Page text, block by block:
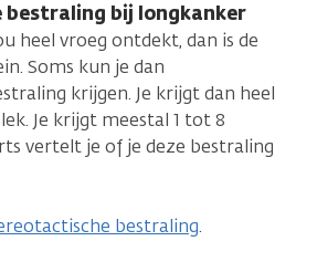
bij longkanker
heel vroeg ontdekt, dan is de
Soms kun je dan
krijgen. Je krijgt dan heel
Je krijgt meestal 1 tot 8
vertelt je of je deze bestraling
bestraling.